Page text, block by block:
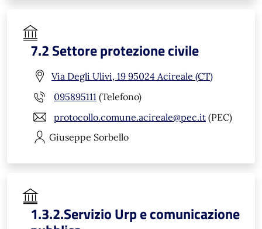
7.2 Settore protezione civile
Via Degli Ulivi, 19 95024 Acireale (CT)
095895111 (Telefono)
protocollo.comune.acireale@pec.it (PEC)
Giuseppe Sorbello
1.3.2.Servizio Urp e comunicazione